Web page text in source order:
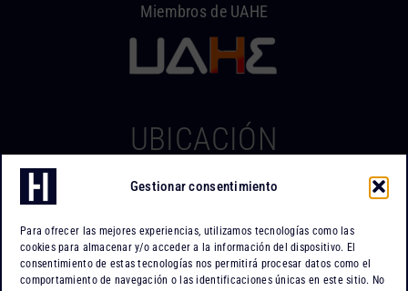
Gestionar consentimiento
Para ofrecer las mejores experiencias, utilizamos tecnologías como las
cookies para almacenar y/o acceder a la información del dispositivo. El
consentimiento de estas tecnologías nos permitirá procesar datos como el
comportamiento de navegación o las identificaciones únicas en este sitio. No
Miembros de UAHE
UBICACIÓN
Hierros Iserte
Po. Ind. Can Tapiola
08110 Montcada i Reixac
Barcelona